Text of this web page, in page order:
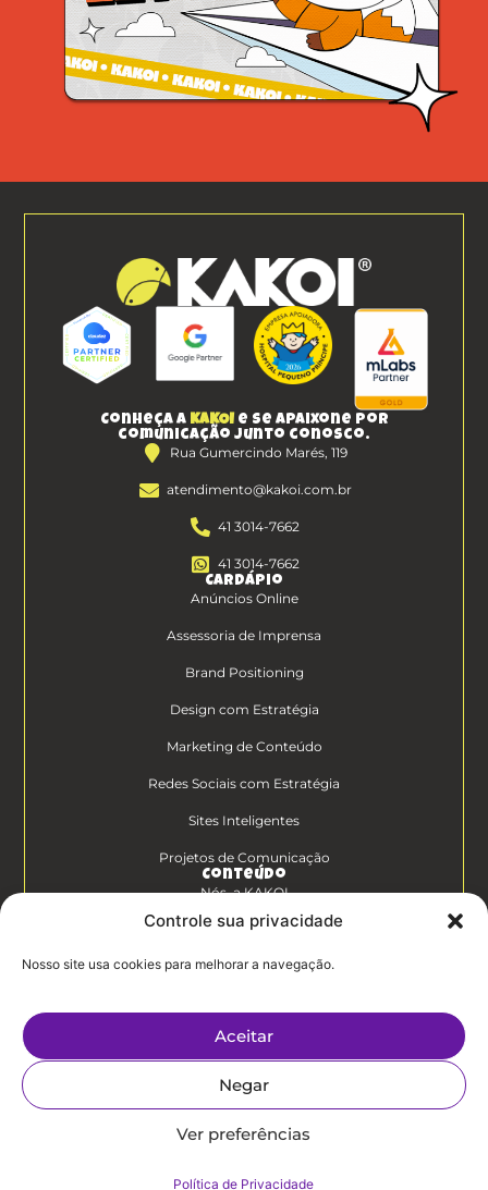
Controle sua privacidade
Nosso site usa cookies para melhorar a navegação.
Aceitar
Negar
Ver preferências
Política de Privacidade
Conheça a KAKOI e se apaixone por
comunicação junto conosco.
Rua Gumercindo Marés, 119
atendimento@kakoi.com.br
41 3014-7662
41 3014-7662
Cardápio
Anúncios Online
Assessoria de Imprensa
Brand Positioning
Design com Estratégia
Marketing de Conteúdo
Redes Sociais com Estratégia
Sites Inteligentes
Projetos de Comunicação
Conteúdo
Nós, a KAKOI
Diferenciais Clientes KAKOI
KAKOICast
Trabalhe Conosco
Politíca de